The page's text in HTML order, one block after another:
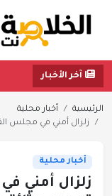
آخر الأخبار
الرئيسية
أخبار محلية
زلزال أمني في مجلس
أخبار محلية
زلزال أمني